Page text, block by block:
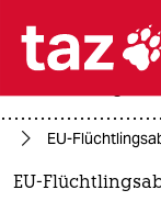

EU-
EU-